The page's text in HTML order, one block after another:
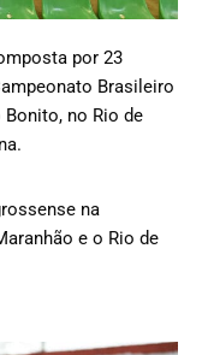
por 23
Brasileiro
Bonito, no Rio de
na
e o Rio de